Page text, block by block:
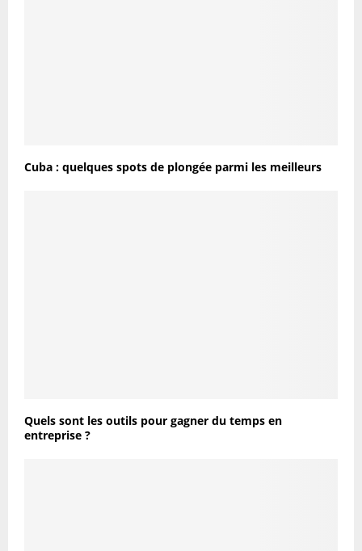
Cuba : quelques spots de plongée parmi les meilleurs
Quels sont les outils pour gagner du temps en
entreprise ?